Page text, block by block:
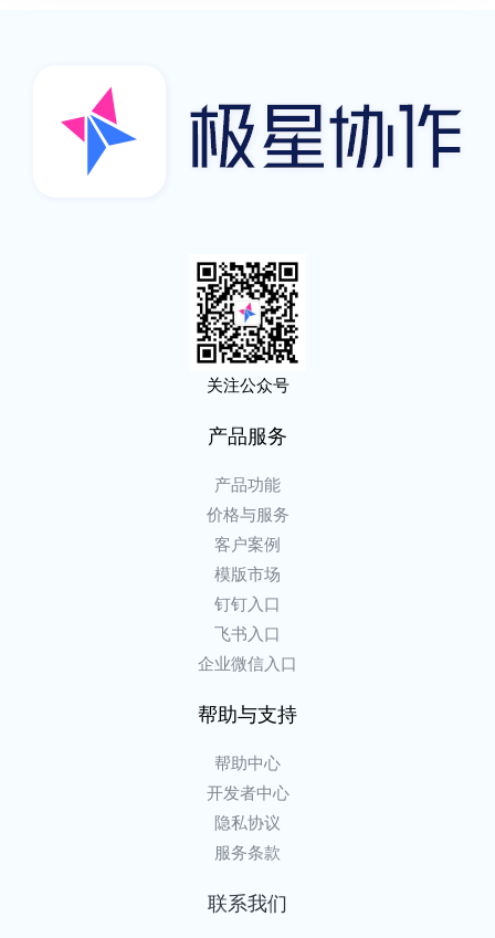
关注公众号
产品服务
产品功能
价格与服务
客户案例
模版市场
钉钉入口
飞书入口
企业微信入口
帮助与支持
帮助中心
开发者中心
隐私协议
服务条款
联系我们